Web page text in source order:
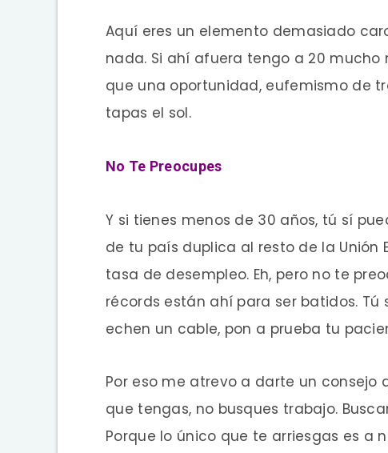
Aquí eres un elemento demasiado
nada. Si ahí afuera tengo a 20
que una oportunidad, eufemismo de
tapas el sol.
No Te Preocupes
Y si tienes menos de 30 años, tú sí
de tu país duplica al resto de la Unión
tasa de desempleo. Eh, pero no te
récords están ahí para ser batidos.
echen un cable, pon a prueba tu
Por eso me atrevo a darte un
que tengas, no busques trabajo.
Porque lo único que te arriesgas es a